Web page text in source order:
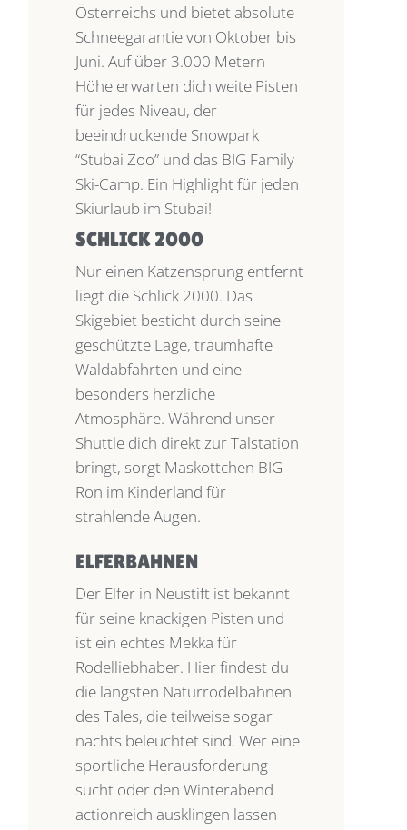
Österreichs und bietet absolute
Schneegarantie von Oktober bis
Juni. Auf über 3.000 Metern
Höhe erwarten dich weite Pisten
für jedes Niveau, der
beeindruckende Snowpark
“Stubai Zoo” und das BIG Family
Ski-Camp. Ein Highlight für jeden
Skiurlaub im Stubai!
SCHLICK 2000
Nur einen Katzensprung entfernt
liegt die Schlick 2000. Das
Skigebiet besticht durch seine
geschützte Lage, traumhafte
Waldabfahrten und eine
besonders herzliche
Atmosphäre. Während unser
Shuttle dich direkt zur Talstation
bringt, sorgt Maskottchen BIG
Ron im Kinderland für
strahlende Augen.
ELFERBAHNEN
Der Elfer in Neustift ist bekannt
für seine knackigen Pisten und
ist ein echtes Mekka für
Rodelliebhaber. Hier findest du
die längsten Naturrodelbahnen
des Tales, die teilweise sogar
nachts beleuchtet sind. Wer eine
sportliche Herausforderung
sucht oder den Winterabend
actionreich ausklingen lassen